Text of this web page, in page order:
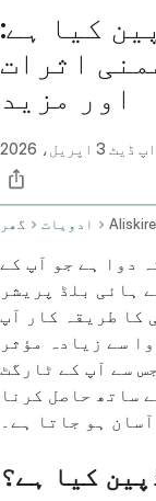
کیا ہے:
اثرات
اور مزید
ڈیٹ 3 اپریل، 2026
گھر ادویات
دوا ہے جو آپ کے
ہائی بلڈ پریشر
کا طریقہ کار آپ
سے زیادہ مؤثر
سے آپ کے ٹارگٹ
ساتھ حاصل کرنا
آسان ہو جاتا ہے۔
کیا ہے؟